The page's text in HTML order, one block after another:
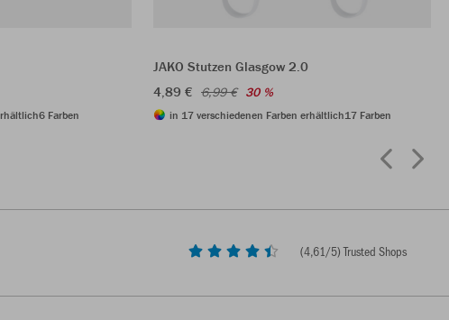
6 Farben
JAKO Stutzen Glasgow 2.0
4,89 € 6,99 € 30 %
in 17 verschiedenen Farben erhältlich17 Farben
(4,61/5) Trusted Shops